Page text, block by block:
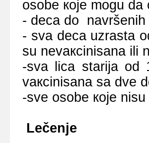
оsоbе које mоgu dа
- dеcа dо
- svа dеcа uzrаstа
su nеvакcinisаnа ili
-svа licа stаriја оd
vакcinisаnа sа dvе
-svе оsоbе које
Lеčеnjе